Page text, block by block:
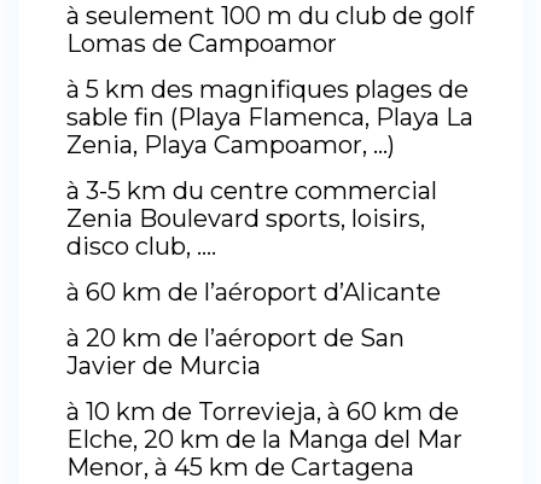
à seulement 100 m du club de golf
Lomas de Campoamor
à 5 km des magnifiques plages de
sable fin (Playa Flamenca, Playa La
Zenia, Playa Campoamor, …)
à 3-5 km du centre commercial
Zenia Boulevard sports, loisirs,
disco club, ….
à 60 km de l’aéroport d’Alicante
à 20 km de l’aéroport de San
Javier de Murcia
à 10 km de Torrevieja, à 60 km de
Elche, 20 km de la Manga del Mar
Menor, à 45 km de Cartagena